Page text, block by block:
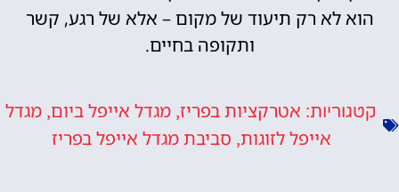
הוא לא רק תיעוד של מקום – אלא של רגע, קשר
ותקופה בחיים.
קטגוריות: אטרקציות בפריז, מגדל אייפל ביום, מגדל
אייפל לזוגות, סביבת מגדל אייפל בפריז